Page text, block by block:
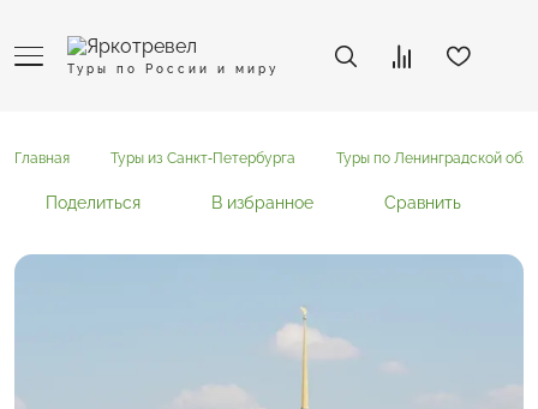
Туры по России и миру
Главная Туры из Санкт-Петербурга Туры по Ленинградской
Поделиться В избранное Сравнить